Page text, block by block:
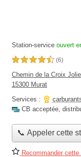
Station-service ouvert
4,5 étoiles sur 5 (6)
Chemin de la Croix Jolie
15300 Murat
Services :
CB acceptée,
📞 Appeler cette
Recommander